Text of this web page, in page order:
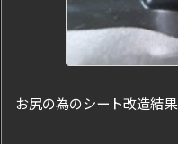
お尻の為のシート改造結果